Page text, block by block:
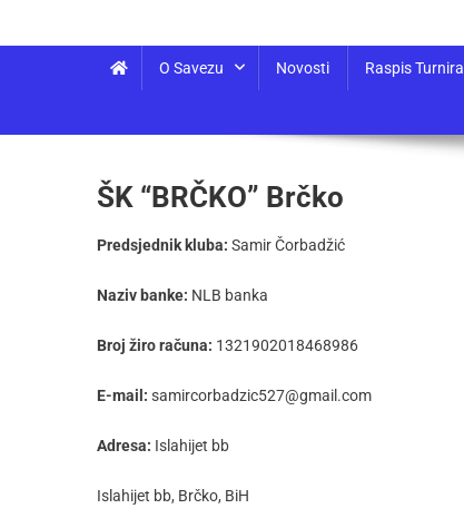
O Savezu Novosti Raspis Turnira
ŠK “BRČKO” Brčko
Predsjednik kluba: Samir Čorbadžić
Naziv banke: NLB banka
Broj žiro računa: 1321902018468986
E-mail: samircorbadzic527@gmail.com
Adresa: Islahijet bb
Islahijet bb, Brčko, BiH